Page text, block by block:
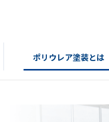
ポリウレア塗装とは